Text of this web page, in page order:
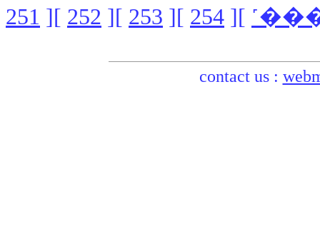
251 ][ 252 ][ 253 ][ 254 ][
contact us :